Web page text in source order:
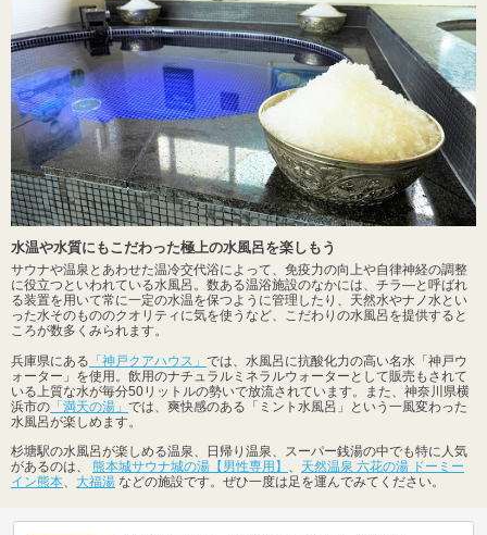
水温や水質にもこだわった極上の水風呂を楽しもう
サウナや温泉とあわせた温冷交代浴によって、免疫力の向上や自律神経の調整
に役立つといわれている水風呂。数ある温浴施設のなかには、チラ―と呼ばれ
る装置を用いて常に一定の水温を保つように管理したり、天然水やナノ水とい
った水そのもののクオリティに気を使うなど、こだわりの水風呂を提供すると
ころが数多くみられます。
兵庫県にある 「神戸クアハウス」 では、水風呂に抗酸化力の高い名水「神戸ウ
ォーター」を使用。飲用のナチュラルミネラルウォーターとして販売もされて
いる上質な水が毎分50リットルの勢いで放流されています。また、神奈川県横
浜市の 「満天の湯」 では、爽快感のある「ミント水風呂」という一風変わった
水風呂が楽しめます。
杉塘駅の水風呂が楽しめる温泉、日帰り温泉、スーパー銭湯の中でも特に人気
があるのは、 熊本城サウナ城の湯【男性専用】
天然温泉 六花の湯 ドーミー
イン熊本
大福湯 などの施設です。ぜひ一度は足を運んでみてください。